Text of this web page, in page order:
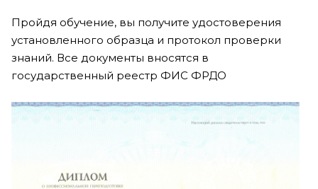
Пройдя обучение, вы получите удостоверения
установленного образца и протокол проверки
знаний. Все документы вносятся в
государственный реестр ФИС ФРДО